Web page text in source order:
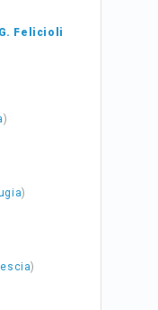
G. Felicioli
)
)
)